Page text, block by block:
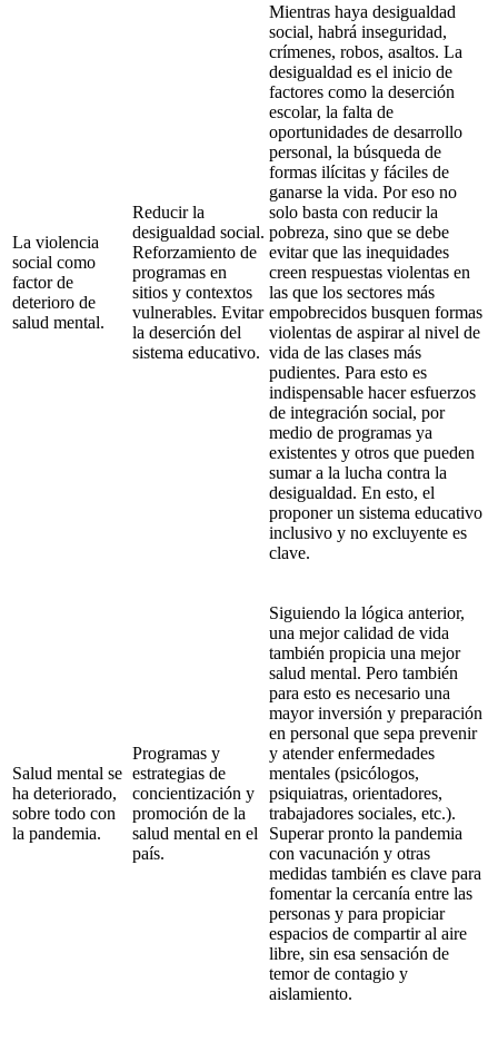
La violencia
social como
factor de
deterioro de
salud mental.
Reducir la
desigualdad social.
Reforzamiento de
programas en
sitios y contextos
vulnerables. Evitar
la deserción del
sistema educativo.
Mientras haya desigualdad
social, habrá inseguridad,
crímenes, robos, asaltos. La
desigualdad es el inicio de
factores como la deserción
escolar, la falta de
oportunidades de desarrollo
personal, la búsqueda de
formas ilícitas y fáciles de
ganarse la vida. Por eso no
solo basta con reducir la
pobreza, sino que se debe
evitar que las inequidades
creen respuestas violentas en
las que los sectores más
empobrecidos busquen formas
violentas de aspirar al nivel de
vida de las clases más
pudientes. Para esto es
indispensable hacer esfuerzos
de integración social, por
medio de programas ya
existentes y otros que pueden
sumar a la lucha contra la
desigualdad. En esto, el
proponer un sistema educativo
inclusivo y no excluyente es
clave.
Salud mental se
ha deteriorado,
sobre todo con
la pandemia.
Programas y
estrategias de
concientización y
promoción de la
salud mental en el
país.
Siguiendo la lógica anterior,
una mejor calidad de vida
también propicia una mejor
salud mental. Pero también
para esto es necesario una
mayor inversión y preparación
en personal que sepa prevenir
y atender enfermedades
mentales (psicólogos,
psiquiatras, orientadores,
trabajadores sociales, etc.).
Superar pronto la pandemia
con vacunación y otras
medidas también es clave para
fomentar la cercanía entre las
personas y para propiciar
espacios de compartir al aire
libre, sin esa sensación de
temor de contagio y
aislamiento.